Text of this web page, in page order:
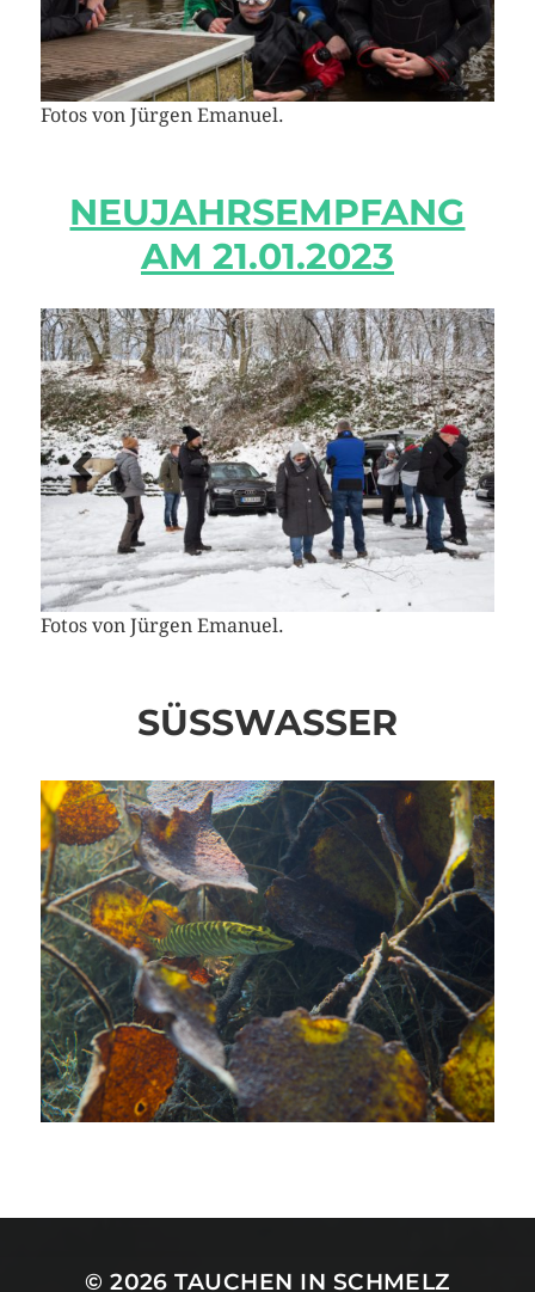
Fotos von Jürgen Emanuel.
NEUJAHRSEMPFANG
AM 21.01.2023
Fotos von Jürgen Emanuel.
SÜSSWASSER
© 2026TAUCHEN IN SCHMELZ